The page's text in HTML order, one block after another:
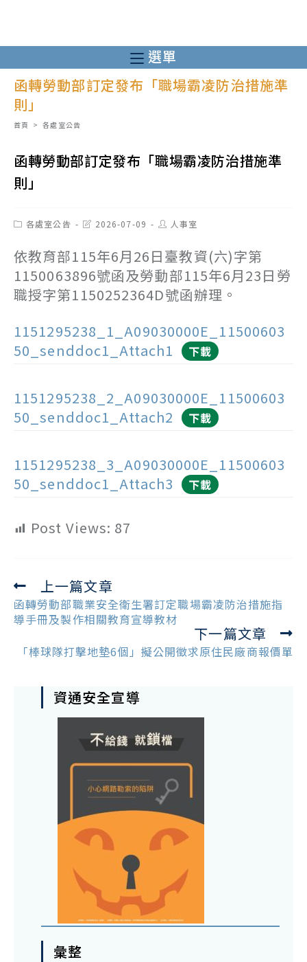
至
主
選單
函轉勞動部訂定發布「職場霸凌防治措施準
則」
首頁 > 各處室公告
函轉勞動部訂定發布「職場霸凌防治措施準
則」
Post各處室公告
Post2026-07-09
Post人事室
依教育部115年6月26日臺教資(六)字第
1150063896號函及勞動部115年6月23日勞
職授字第1150252364D號函辦理。
1151295238_1_A09030000E_11500603
50_senddoc1_Attach1
下載
1151295238_2_A09030000E_11500603
50_senddoc1_Attach2
下載
1151295238_3_A09030000E_11500603
50_senddoc1_Attach3
下載
Post Views: 87
Read
more
articles
上一篇文章
函轉勞動部職業安全衛生署訂定職場霸凌防治措施指
導手冊及製作相關教育宣導教材
下一篇文章
「棒球隊打擊地墊6個」擬公開徵求原住民廠商報價單
資通安全宣導
彙整